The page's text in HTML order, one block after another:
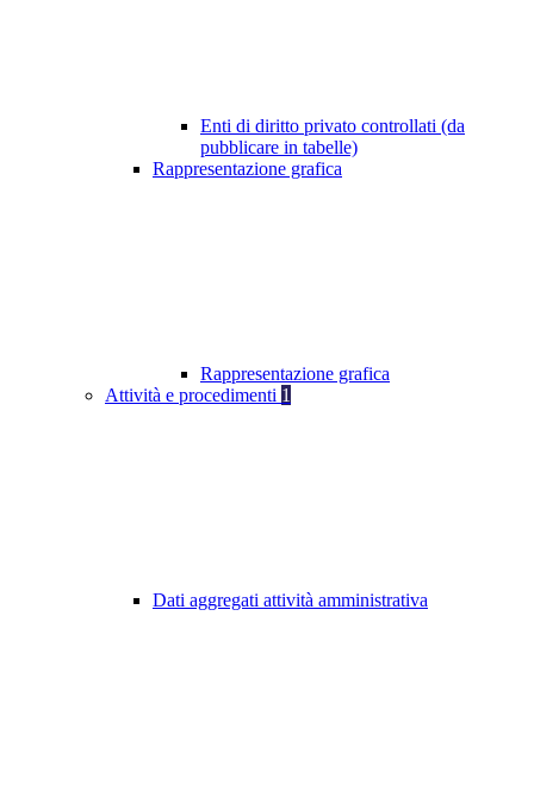
Enti di diritto privato controllati (da
pubblicare in tabelle)
Rappresentazione grafica
Rappresentazione grafica
Attività e procedimenti 1
Dati aggregati attività amministrativa